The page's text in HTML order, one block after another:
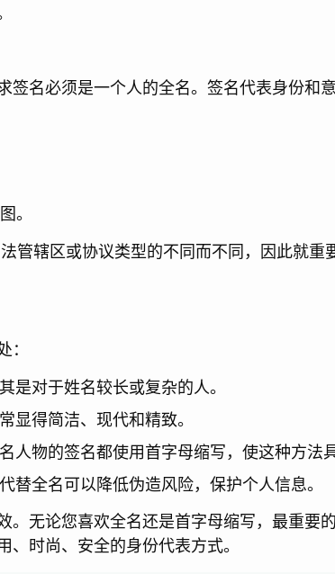
签名必须是一个人的全名。签名代表身份和
。
管辖区或协议类型的不同而不同，因此就重
是对于姓名较长或复杂的人。
显得简洁、现代和精致。
人物的签名都使用首字母缩写，使这种方法
替全名可以降低伪造风险，保护个人信息。
。无论您喜欢全名还是首字母缩写，最重要
时尚、安全的身份代表方式。